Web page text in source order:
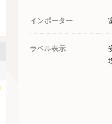
インポーター
ラベル表示